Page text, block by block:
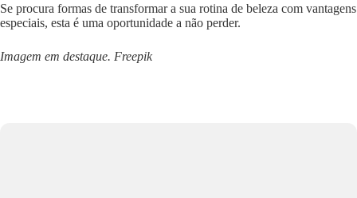
Se procura formas de transformar a sua rotina de beleza com vantagens
especiais, esta é uma oportunidade a não perder.
Imagem em destaque. Freepik